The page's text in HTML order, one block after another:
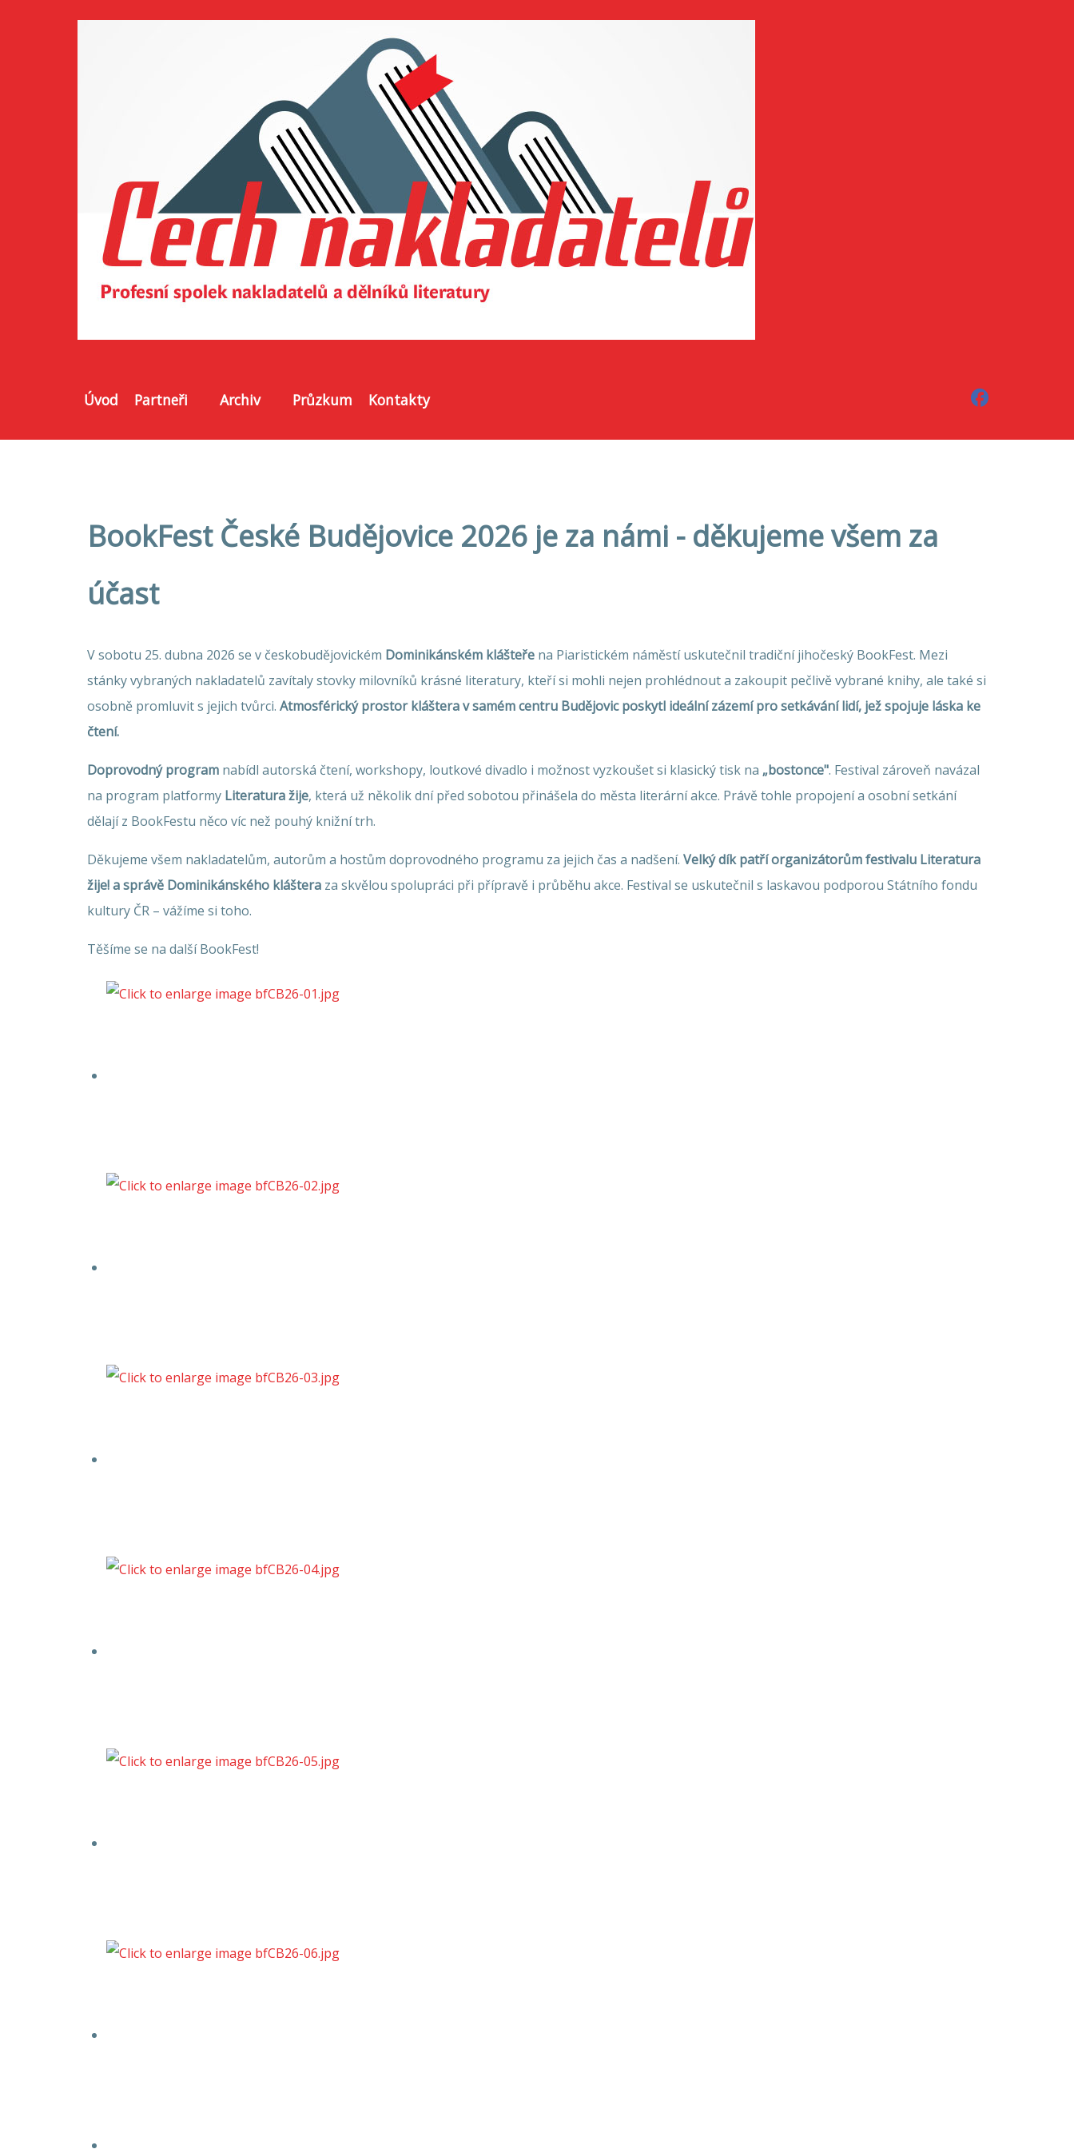
Úvod Partneři Archiv Průzkum Kontakty
BookFest České Budějovice 2026 je za námi - děkujeme všem za
účast
V sobotu 25. dubna 2026 se v českobudějovickém Dominikánském klášteře na Piaristickém náměstí uskutečnil tradiční jihočeský BookFest. Mezi
stánky vybraných nakladatelů zavítaly stovky milovníků krásné literatury, kteří si mohli nejen prohlédnout a zakoupit pečlivě vybrané knihy, ale také si
osobně promluvit s jejich tvůrci. Atmosférický prostor kláštera v samém centru Budějovic poskytl ideální zázemí pro setkávání lidí, jež spojuje láska ke
čtení.
Doprovodný program nabídl autorská čtení, workshopy, loutkové divadlo i možnost vyzkoušet si klasický tisk na „bostonce". Festival zároveň navázal
na program platformy Literatura žije, která už několik dní před sobotou přinášela do města literární akce. Právě tohle propojení a osobní setkání
dělají z BookFestu něco víc než pouhý knižní trh.
Děkujeme všem nakladatelům, autorům a hostům doprovodného programu za jejich čas a nadšení. Velký dík patří organizátorům festivalu Literatura
žije! a správě Dominikánského kláštera za skvělou spolupráci při přípravě i průběhu akce. Festival se uskutečnil s laskavou podporou Státního fondu
kultury ČR – vážíme si toho.
Těšíme se na další BookFest!